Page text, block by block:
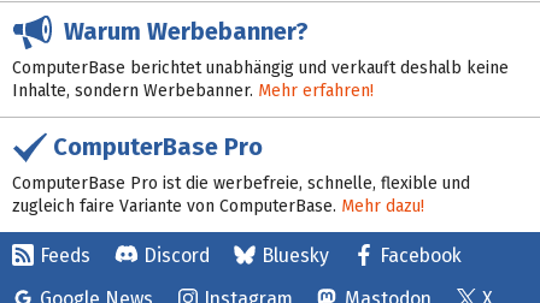
Warum Werbebanner?
ComputerBase berichtet unabhängig und verkauft deshalb keine
Inhalte, sondern Werbebanner. Mehr erfahren!
ComputerBase Pro
ComputerBase Pro ist die werbefreie, schnelle, flexible und
zugleich faire Variante von ComputerBase. Mehr dazu!
Feeds Discord Bluesky
Facebook
Google News
Instagram Mastodon
X